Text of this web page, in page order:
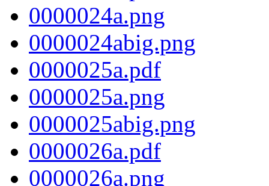
0000024a.png
0000024abig.png
0000025a.pdf
0000025a.png
0000025abig.png
0000026a.pdf
0000026a.png